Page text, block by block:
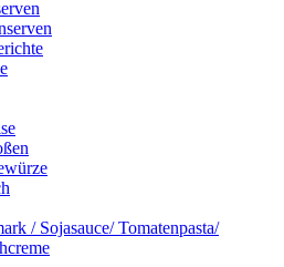
/ Sojasauce/ Tomatenpasta/